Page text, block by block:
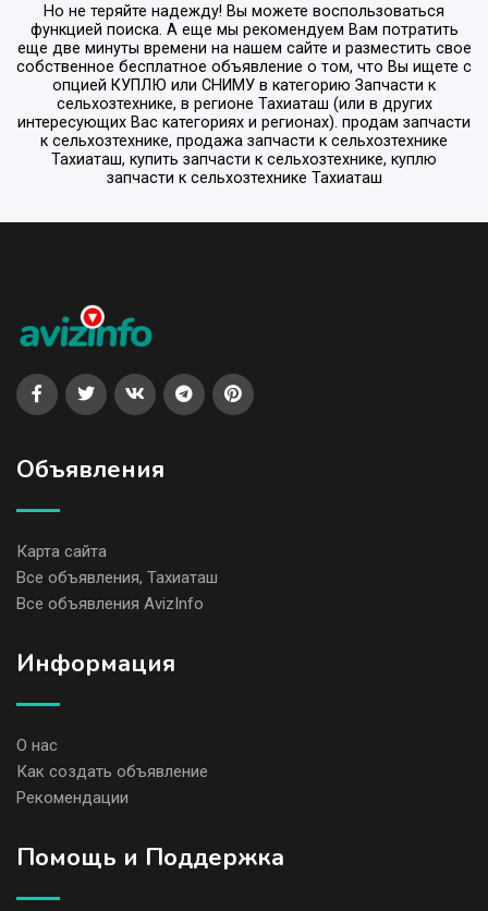
Но не теряйте надежду! Вы можете воспользоваться
функцией поиска. А еще мы рекомендуем Вам потратить
еще две минуты времени на нашем сайте и разместить свое
собственное бесплатное объявление о том, что Вы ищете с
опцией КУПЛЮ или СНИМУ в категорию Запчасти к
сельхозтехнике, в регионе Тахиаташ (или в других
интересующих Вас категориях и регионах). продам запчасти
к сельхозтехнике, продажа запчасти к сельхозтехнике
Тахиаташ, купить запчасти к сельхозтехнике, куплю
запчасти к сельхозтехнике Тахиаташ
Объявления
Карта сайта
Все объявления, Тахиаташ
Все объявления AvizInfo
Информация
О нас
Как создать объявление
Рекомендации
Помощь и Поддержка